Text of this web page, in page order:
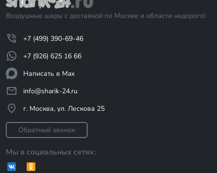
Воздушные шары с доставкой по Москве и области недорого!
+7 (499) 390-69-46
+7 (926) 625 16 66
Написать в Max
info@sharik-24.ru
г. Москва, ул. Лескова 25
Обратный звонок
Мы в социальных сетях: